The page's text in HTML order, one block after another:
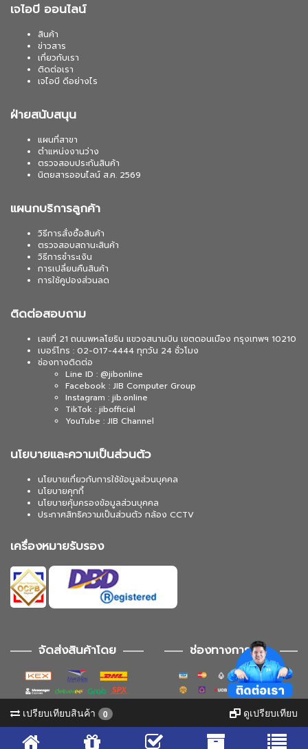
เจไอบี ออนไลน์
สินค้า
ข่าวสาร
เกี่ยวกับเรา
ติดต่อเรา
เจไอบี ดีอย่างไร
ฝ่ายสนับสนุน
แผนที่สาขา
ตำแหน่งงานว่าง
ตรวจสอบประกันสินค้า
นิตยสารออนไลน์ ส.ค. 2569
แผนกบริการลูกค้า
วิธีการสั่งซื้อสินค้า
ตรวจสอบสถานะสินค้า
วิธีการชำระเงิน
การเปลี่ยนคืนสินค้า
การใช้คูปองส่วนลด
ติดต่อสอบถาม
เลขที่ 21 ถนนพหลโยธิน แขวงสนามบิน เขตดอนเมือง กรุงเทพฯ 10210
เบอร์โทร : 02-017-4444 ทุกวัน 24 ชั่วโมง
ช่องทางติดต่อ
Line ID : @jibonline
Facebook : JIB Computer Group
Instagram : jib.online
TikTok : jibofficial
YouTube : JIB Channel
นโยบายและความเป็นส่วนตัว
นโยบายเกี่ยวกับการใช้ข้อมูลส่วนบุคคล
นโยบายคุกกี้
นโยบายคุ้มครองข้อมูลส่วนบุคคล
ประกาศสิทธิความเป็นส่วนตัว กล้อง CCTV
เครื่องหมายรับรอง
จัดส่งสินค้าโดย ช่องทางการชำระ
ช่องทางการติดตาม
เปรียบเทียบสินค้า 0 ดูเปรียบเทียบ